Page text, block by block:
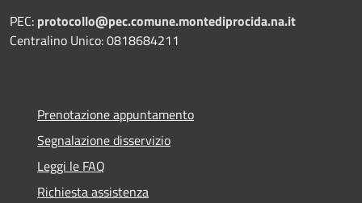
PEC: protocollo@pec.comune.montediprocida.na.it
Centralino Unico:0818684211
Prenotazione appuntamento
Segnalazione disservizio
Leggi le FAQ
Richiesta assistenza